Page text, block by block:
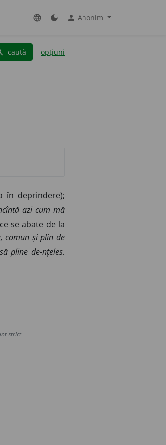
language dark_mode person Anonim
caută opțiuni
în deprindere);
azi cum mă
se abate de la
comun și plin de
pline de-nțeles.
strict